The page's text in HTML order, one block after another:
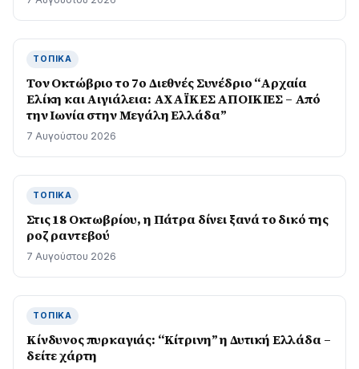
ΤΟΠΙΚΆ
Τον Οκτώβριο το 7ο Διεθνές Συνέδριο “Αρχαία
Ελίκη και Αιγιάλεια: ΑΧΑΪΚΕΣ ΑΠΟΙΚΙΕΣ – Από
την Ιωνία στην Μεγάλη Ελλάδα”
7 Αυγούστου 2026
ΤΟΠΙΚΆ
Στις 18 Οκτωβρίου, η Πάτρα δίνει ξανά το δικό της
ροζ ραντεβού
7 Αυγούστου 2026
ΤΟΠΙΚΆ
Kίνδυνος πυρκαγιάς: “Κίτρινη” η Δυτική Ελλάδα –
δείτε χάρτη